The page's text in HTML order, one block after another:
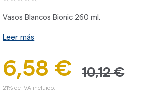
Vasos Blancos Bionic 260 ml.
Leer más
6,58 € 10,12 €
21% de IVA incluido.